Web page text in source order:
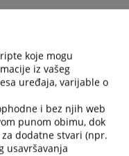
koje mogu
iz vašeg
uređaja, varijable o
i bez njih web
punom obimu, dok
dodatne stvari (npr.
usavršavanja